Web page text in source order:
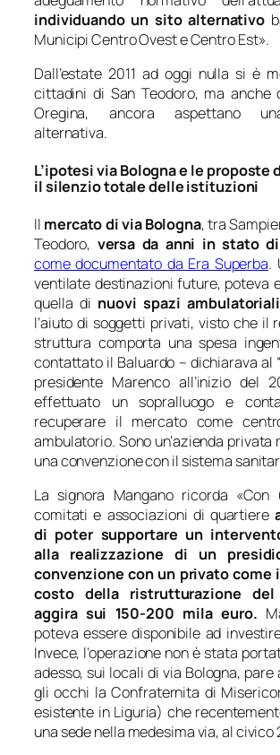
individuando un sito alternativo
Municipi Centro Ovest e Centro Est».
Dall’estate 2011 ad oggi nulla si è
cittadini di San Teodoro, ma anche
Oregina, ancora aspettano
alternativa.
L’ipotesi via Bologna e le proposte
il silenzio totale delle istituzioni
Il mercato di via Bologna, tra
Teodoro, versa da anni in stato di
come documentato da Era Superba.
ventilate destinazioni future, poteva
quella di nuovi spazi
l’aiuto di soggetti privati, visto che il
struttura comporta una spesa
contattato il Baluardo – dichiarava al
presidente Marenco all’inizio del
effettuato un sopralluogo e
recuperare il mercato come
ambulatorio. Sono un’azienda privata
una convenzione con il sistema
La signora Mangano ricorda «Con
comitati e associazioni di quartiere
di poter supportare un
alla realizzazione di un
convenzione con un privato come
costo della ristrutturazione
aggira sui 150-200 mila euro.
poteva essere disponibile ad
Invece, l’operazione non è stata
adesso, sui locali di via Bologna,
gli occhi la Confraternita di
esistente in Liguria) che
una sede nella medesima via, al civico